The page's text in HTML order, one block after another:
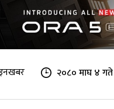
२०८० माघ ४